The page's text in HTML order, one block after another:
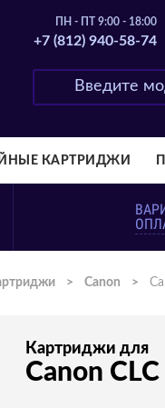
ПН - ПТ 9:00 - 18:00
+7 (812) 940-58-74
КАРТРИДЖИ
> Canon >
Картриджи для
Canon